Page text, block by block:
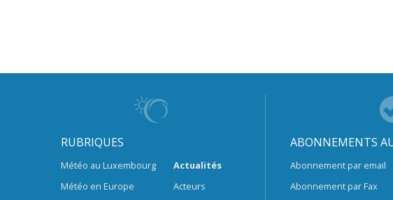
RUBRIQUES
Météo au Luxembourg
Météo en Europe
Actualités
Acteurs
ABONNEMENTS
Abonnement par email
Abonnement par Fax